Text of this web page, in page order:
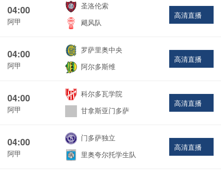
04:00
阿甲
圣洛伦索
飓风队
高清直播
04:00
阿甲
罗萨里奥中央
阿尔多斯维
高清直播
04:00
阿甲
科尔多瓦学院
甘拿斯亚门多萨
高清直播
04:00
阿甲
门多萨独立
里奥夸尔托学生队
高清直播